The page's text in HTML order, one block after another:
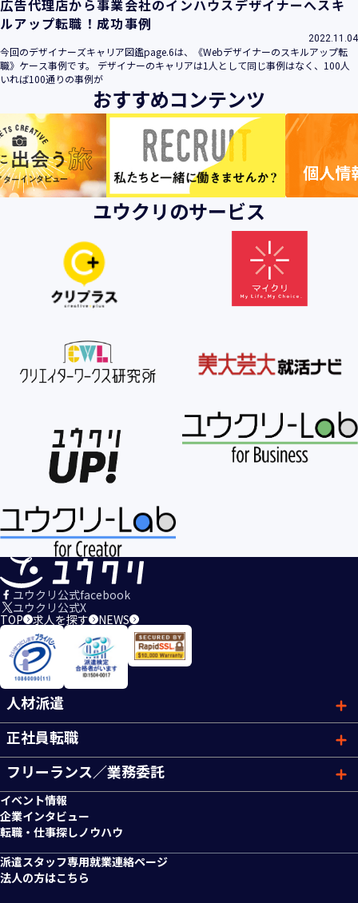
広告代理店から事業会社のインハウスデザイナーへスキ
ルアップ転職！成功事例
2022.11.04
今回のデザイナーズキャリア図鑑page.6は、《Webデザイナーのスキルアップ転
職》ケース事例です。 デザイナーのキャリアは1人として同じ事例はなく、100人
いれば100通りの事例が
おすすめコンテンツ
ユウクリのサービス
ユウクリ公式facebook
ユウクリ公式X
TOP 求人を探す NEWS
人材派遣
正社員転職
フリーランス／業務委託
イベント情報
企業インタビュー
転職・仕事探しノウハウ
派遣スタッフ専用就業連絡ページ
法人の方はこちら